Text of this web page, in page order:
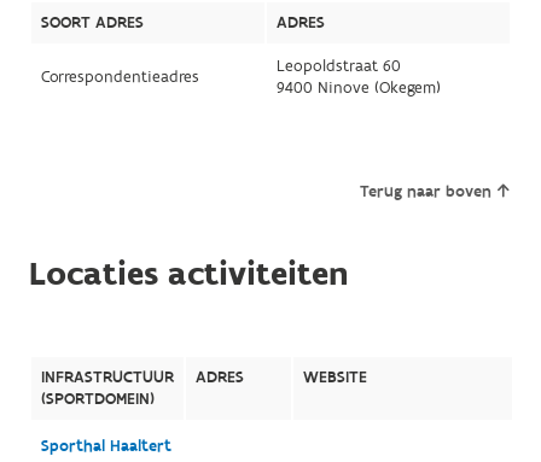
SOORT ADRES ADRES
Correspondentieadres
Leopoldstraat 60
9400 Ninove (Okegem)
Terug naar boven
Locaties activiteiten
INFRASTRUCTUUR
(SPORTDOMEIN)
ADRES WEBSITE
Sporthal Haaltert